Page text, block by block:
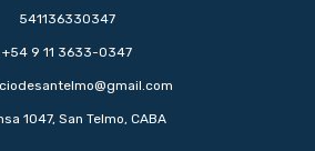
541136330347
+54 9 11 3633-0347
1047, San Telmo, CABA